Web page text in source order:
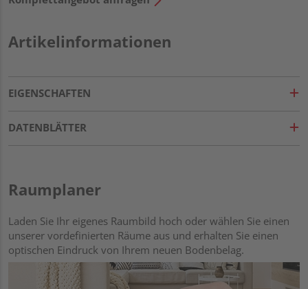
Artikelinformationen
EIGENSCHAFTEN
DATENBLÄTTER
Raumplaner
Laden Sie Ihr eigenes Raumbild hoch oder wählen Sie einen
unserer vordefinierten Räume aus und erhalten Sie einen
optischen Eindruck von Ihrem neuen Bodenbelag.